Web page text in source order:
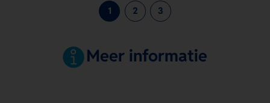
1 2 3
Meer informatie